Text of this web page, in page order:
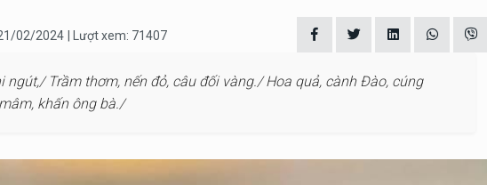
02/2024 | Lượt xem: 71407
ngút,/ Trầm thơm, nến đỏ, câu đối vàng./ Hoa quả, cành Đào, cúng
khấn ông bà./